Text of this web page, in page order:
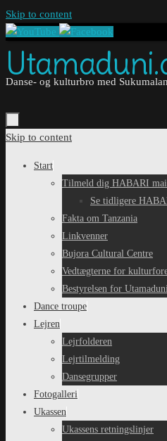
Skip to content
Danse- og kulturbro med
Skip to content
Start
Tilmeld dig HABARI
Se tidligere
Fakta om Tanzania
Linkvenner
Bujora Cultural Centre
Vedtægterne for
Bestyrelsen for
Dance troupe
Lejren
Lejrfolderen
Lejrtilmelding
Dansegrupper
Fotogalleri
Ukassen
Ukassens retningslinjer